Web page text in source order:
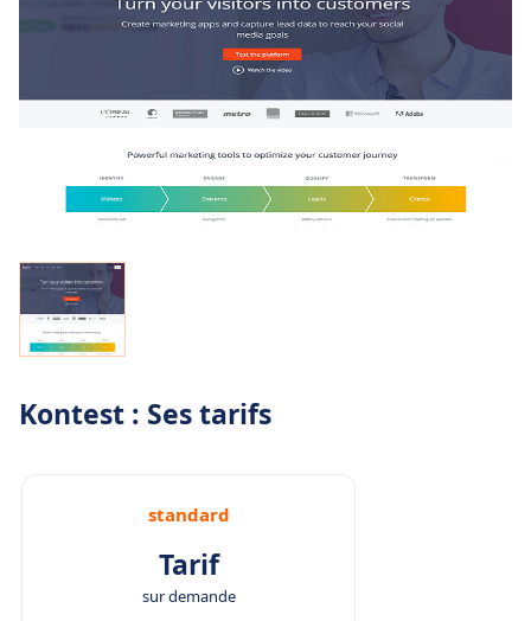
Kontest : Ses tarifs
standard
Tarif
sur demande